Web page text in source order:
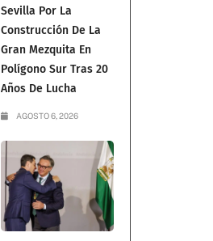
Sevilla Por La
Construcción De La
Gran Mezquita En
Polígono Sur Tras 20
Años De Lucha
AGOSTO 6, 2026